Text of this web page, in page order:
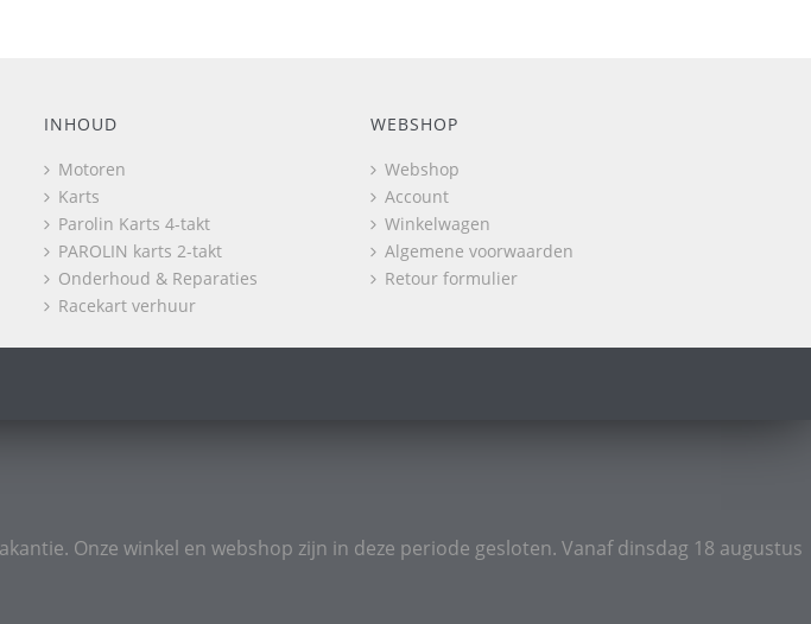
INHOUD
Motoren
Karts
Parolin Karts 4-takt
PAROLIN karts 2-takt
Onderhoud & Reparaties
Racekart verhuur
WEBSHOP
Webshop
Account
Winkelwagen
Algemene voorwaarden
Retour formulier
Onze winkel en webshop zijn in deze periode gesloten. Vanaf dinsdag 18 augustus